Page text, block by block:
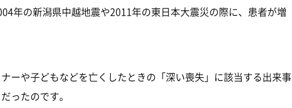
年の新潟県中越地震や2011年の東日本大震災の際に、患者が増
ーや子どもなどを亡くしたときの「深い喪失」に該当する出来事
ったのです。